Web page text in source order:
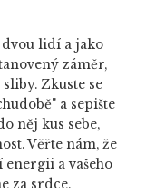
lidí a jako
záměr,
Zkuste se
a sepište
něj kus sebe,
Věřte nám, že
a vašeho
za srdce.